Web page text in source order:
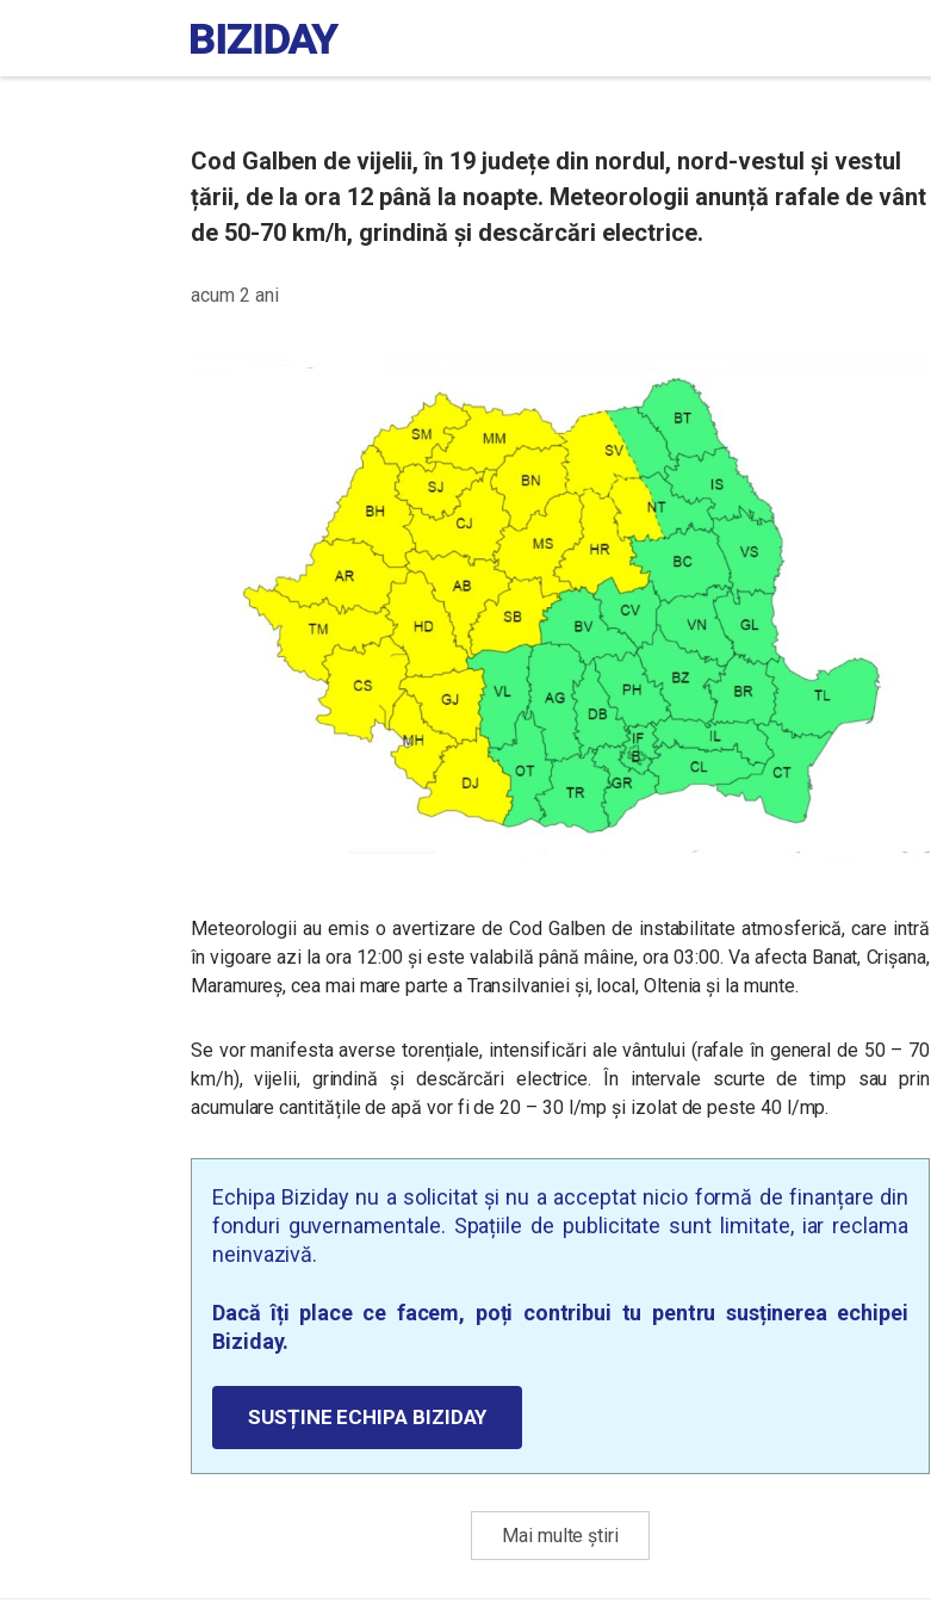
Cod Galben de vijelii, în 19 județe din nordul, nord-vestul și vestul
țării, de la ora 12 până la noapte. Meteorologii anunță rafale de vânt
de 50-70 km/h, grindină și descărcări electrice.
acum 2 ani
Meteorologii au emis o avertizare de Cod Galben de instabilitate atmosferică, care intră
în vigoare azi la ora 12:00 și este valabilă până mâine, ora 03:00. Va afecta Banat, Crișana,
Maramureș, cea mai mare parte a Transilvaniei și, local, Oltenia și la munte.
Se vor manifesta averse torențiale, intensificări ale vântului (rafale în general de 50 – 70
km/h), vijelii, grindină și descărcări electrice. În intervale scurte de timp sau prin
acumulare cantitățile de apă vor fi de 20 – 30 l/mp și izolat de peste 40 l/mp.
Echipa Biziday nu a solicitat și nu a acceptat nicio formă de finanțare din
fonduri guvernamentale. Spațiile de publicitate sunt limitate, iar reclama
neinvazivă.
Dacă îți place ce facem, poți contribui tu pentru susținerea echipei
Biziday.
SUSȚINE ECHIPA BIZIDAY
Mai multe știri